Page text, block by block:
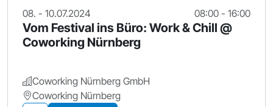
08. - 10.07.2024 08:00 - 16:00
Vom Festival ins Büro: Work & Chill @
Coworking Nürnberg
Coworking Nürnberg GmbH
Coworking Nürnberg